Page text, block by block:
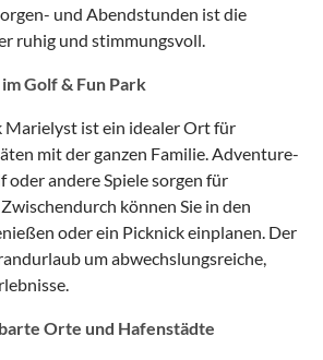
und Abendstunden ist die
ruhig und stimmungsvoll.
Golf & Fun Park
Marielyst ist ein idealer Ort für
mit der ganzen Familie. Adventure-
andere Spiele sorgen für
können Sie in den
oder ein Picknick einplanen. Der
um abwechslungsreiche,
Orte und Hafenstädte